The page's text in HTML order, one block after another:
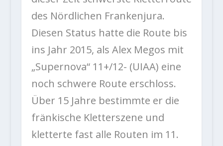
des Nördlichen Frankenjura.
Diesen Status hatte die Route bis
ins Jahr 2015, als Alex Megos mit
„Supernova“ 11+/12- (UIAA) eine
noch schwere Route erschloss.
Über 15 Jahre bestimmte er die
fränkische Kletterszene und
kletterte fast alle Routen im 11.